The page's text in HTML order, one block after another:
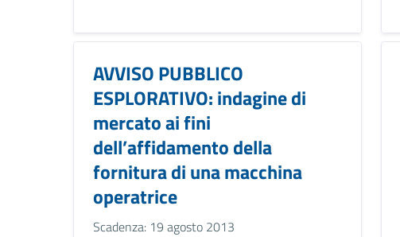
AVVISO PUBBLICO
ESPLORATIVO: indagine di
mercato ai fini
dell’affidamento della
fornitura di una macchina
operatrice
Scadenza: 19 agosto 2013